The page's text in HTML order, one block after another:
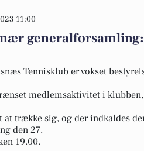
11:00
Tennisklub er vokset
medlemsaktivitet i
at trække sig, og der indkaldes
den 27.
19.00.